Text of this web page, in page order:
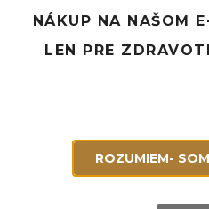
NÁKUP NA NAŠOM
LEN PRE
ROZUMIEM-